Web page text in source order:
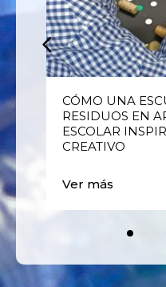
CÓMO UNA
RESIDUOS EN
ESCOLAR
CREATIVO
Ver más